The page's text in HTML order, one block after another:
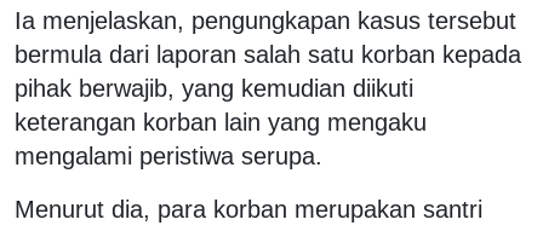
Ia menjelaskan, pengungkapan kasus tersebut
bermula dari laporan salah satu korban kepada
pihak berwajib, yang kemudian diikuti
keterangan korban lain yang mengaku
mengalami peristiwa serupa.
Menurut dia, para korban merupakan santri